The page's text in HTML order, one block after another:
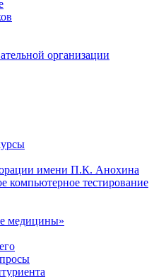
организации
имени П.К. Анохина
компьютерное тестирование
медицины»